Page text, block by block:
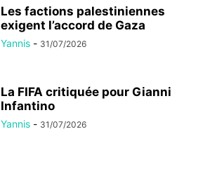
Les factions palestiniennes
exigent l’accord de Gaza
Yannis - 31/07/2026
La FIFA critiquée pour Gianni
Infantino
Yannis - 31/07/2026